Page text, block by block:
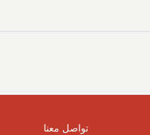
تواصل معنا